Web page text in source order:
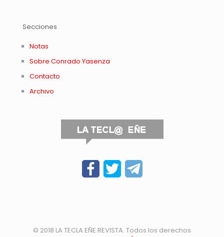
Secciones
Notas
Sobre Conrado Yasenza
Contacto
Archivo
© 2018 LA TECLA EÑE REVISTA. Todos los derechos